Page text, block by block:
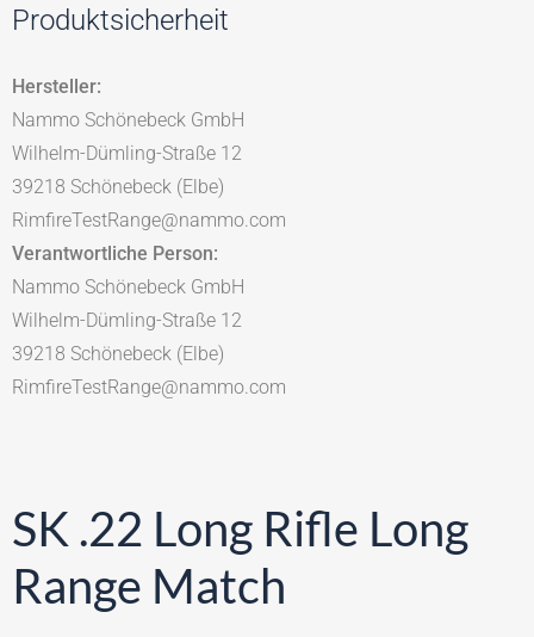
Produktsicherheit
Hersteller:
Nammo Schönebeck GmbH
Wilhelm-Dümling-Straße 12
39218 Schönebeck (Elbe)
RimfireTestRange@nammo.com
Verantwortliche Person:
Nammo Schönebeck GmbH
Wilhelm-Dümling-Straße 12
39218 Schönebeck (Elbe)
RimfireTestRange@nammo.com
SK .22 Long Rifle Long
Range Match